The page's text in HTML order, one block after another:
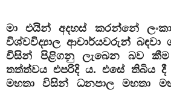
මා එයින් අදහස් කරන්නේ
විශ්වවිද්‍යාල ආචාර්යවරුන් බඳවා
විසින් පිළිගනු ලැබෙන බව
තත්ත්වය එපරිදි ය. එසේ තිබිය දී
මහතා විසින් ධනපාල මහතා